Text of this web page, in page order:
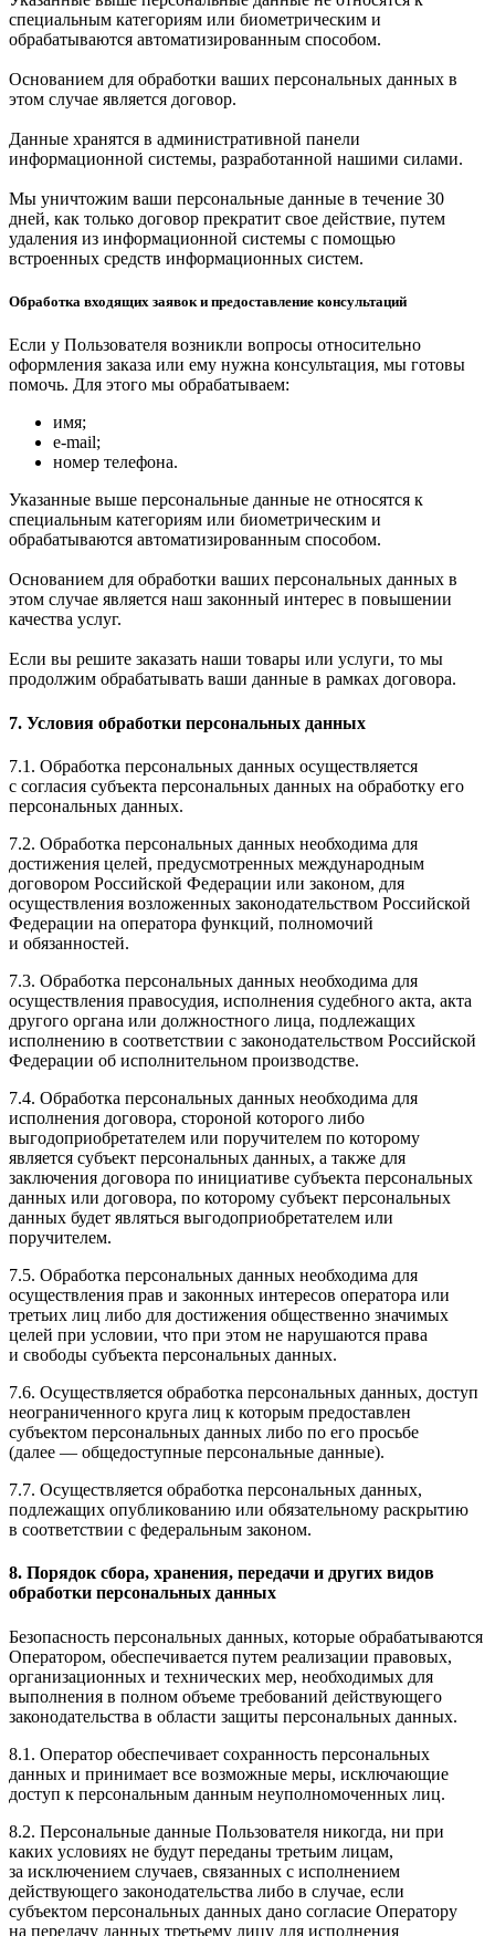
специальным категориям или биометрическим и
обрабатываются автоматизированным способом.
Основанием для обработки ваших персональных данных в
этом случае является договор.
Данные хранятся в административной панели
информационной системы, разработанной нашими силами.
Мы уничтожим ваши персональные данные в течение 30
дней, как только договор прекратит свое действие, путем
удаления из информационной системы с помощью
встроенных средств информационных систем.
Обработка входящих заявок и предоставление консультаций
Если у Пользователя возникли вопросы относительно
оформления заказа или ему нужна консультация, мы готовы
помочь. Для этого мы обрабатываем:
имя;
e-mail;
номер телефона.
Указанные выше персональные данные не относятся к
специальным категориям или биометрическим и
обрабатываются автоматизированным способом.
Основанием для обработки ваших персональных данных в
этом случае является наш законный интерес в повышении
качества услуг.
Если вы решите заказать наши товары или услуги, то мы
продолжим обрабатывать ваши данные в рамках договора.
7. Условия обработки персональных данных
7.1. Обработка персональных данных осуществляется
с согласия субъекта персональных данных на обработку его
персональных данных.
7.2. Обработка персональных данных необходима для
достижения целей, предусмотренных международным
договором Российской Федерации или законом, для
осуществления возложенных законодательством Российской
Федерации на оператора функций, полномочий
и обязанностей.
7.3. Обработка персональных данных необходима для
осуществления правосудия, исполнения судебного акта, акта
другого органа или должностного лица, подлежащих
исполнению в соответствии с законодательством Российской
Федерации об исполнительном производстве.
7.4. Обработка персональных данных необходима для
исполнения договора, стороной которого либо
выгодоприобретателем или поручителем по которому
является субъект персональных данных, а также для
заключения договора по инициативе субъекта персональных
данных или договора, по которому субъект персональных
данных будет являться выгодоприобретателем или
поручителем.
7.5. Обработка персональных данных необходима для
осуществления прав и законных интересов оператора или
третьих лиц либо для достижения общественно значимых
целей при условии, что при этом не нарушаются права
и свободы субъекта персональных данных.
7.6. Осуществляется обработка персональных данных, доступ
неограниченного круга лиц к которым предоставлен
субъектом персональных данных либо по его просьбе
(далее — общедоступные персональные данные).
7.7. Осуществляется обработка персональных данных,
подлежащих опубликованию или обязательному раскрытию
в соответствии с федеральным законом.
8. Порядок сбора, хранения, передачи и других видов
обработки персональных данных
Безопасность персональных данных, которые обрабатываются
Оператором, обеспечивается путем реализации правовых,
организационных и технических мер, необходимых для
выполнения в полном объеме требований действующего
законодательства в области защиты персональных данных.
8.1. Оператор обеспечивает сохранность персональных
данных и принимает все возможные меры, исключающие
доступ к персональным данным неуполномоченных лиц.
8.2. Персональные данные Пользователя никогда, ни при
каких условиях не будут переданы третьим лицам,
за исключением случаев, связанных с исполнением
действующего законодательства либо в случае, если
субъектом персональных данных дано согласие Оператору
на передачу данных третьему лицу для исполнения